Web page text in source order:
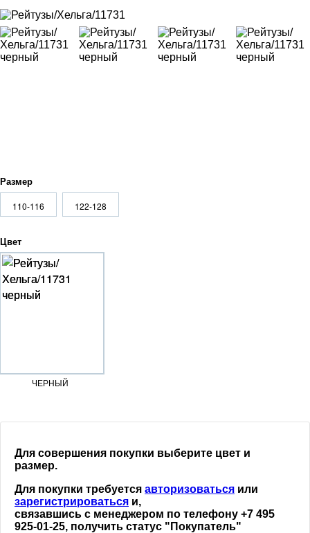
Размер
110-116 122-128
Цвет
ЧЕРНЫЙ
Для совершения покупки выберите цвет и
размер.
Для покупки требуется авторизоваться или
зарегистрироваться и,
связавшись с менеджером по телефону +7 495
925-01-25, получить статус "Покупатель"